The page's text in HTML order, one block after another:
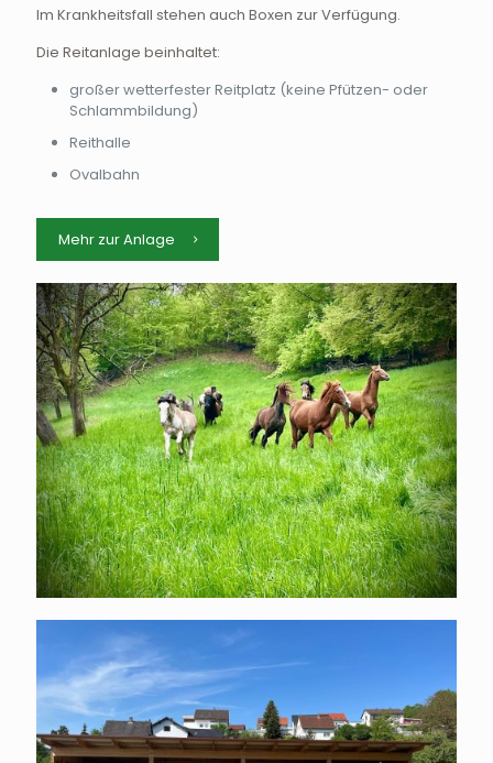
Im Krankheitsfall stehen auch Boxen zur Verfügung.
Die Reitanlage beinhaltet:
großer wetterfester Reitplatz (keine Pfützen- oder
Schlammbildung)
Reithalle
Ovalbahn
Mehr zur Anlage